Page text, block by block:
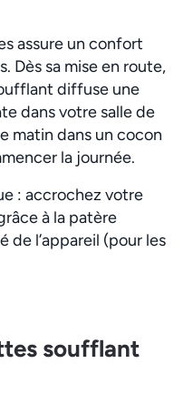
assure un confort
Dès sa mise en route,
diffuse une
dans votre salle de
matin dans un cocon
la journée.
: accrochez votre
à la patère
de l’appareil (pour les
soufflant